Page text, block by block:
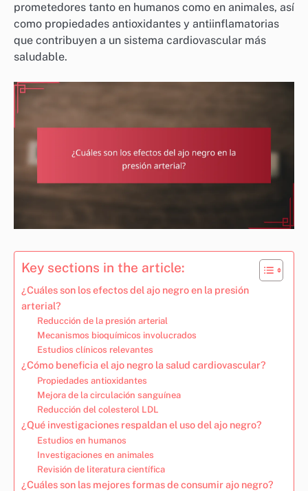
prometedores tanto en humanos como en animales, así
como propiedades antioxidantes y antiinflamatorias
que contribuyen a un sistema cardiovascular más
saludable.
Key sections in the article:
¿Cuáles son los efectos del ajo negro en la presión
arterial?
Reducción de la presión arterial
Mecanismos bioquímicos involucrados
Estudios clínicos relevantes
¿Cómo beneficia el ajo negro la salud cardiovascular?
Propiedades antioxidantes
Mejora de la circulación sanguínea
Reducción del colesterol LDL
¿Qué investigaciones respaldan el uso del ajo negro?
Estudios en humanos
Investigaciones en animales
Revisión de literatura científica
¿Cuáles son las mejores formas de consumir ajo negro?